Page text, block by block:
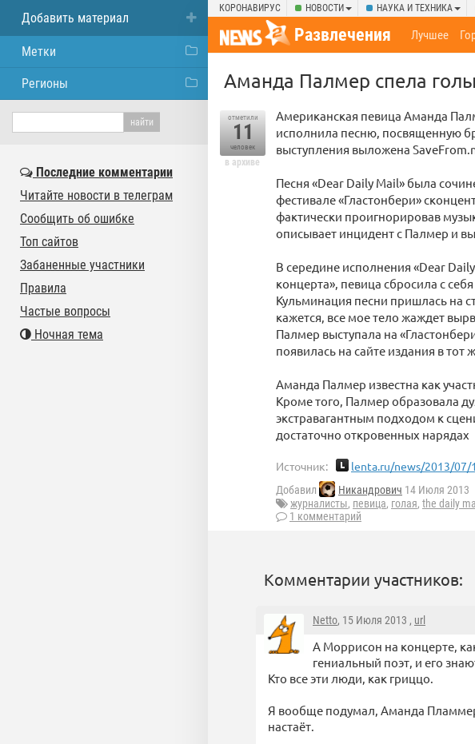
КОРОНАВИРУС НОВОСТИ НАУКА И ТЕХНИКА
Развлечения Лучшее
Аманда Палмер спела
отметили
11
человек
в архиве
Американская певица Аманда
исполнила песню, посвященную
выступления выложена
Песня «Dear Daily Mail» была
фестивале «Гластонбери»
фактически проигнорировав
описывает инцидент с Палмер и
В середине исполнения «Dear
концерта», певица сбросила с
Кульминация песни пришлась на
кажется, все мое тело жаждет
Палмер выступала на
появилась на сайте издания в тот
Аманда Палмер известна как
Кроме того, Палмер образовала
экстравагантным подходом к
достаточно откровенных нарядах
Источник: lenta.ru/news/2013/07/
Добавил Никандрович 14 Июля 2013
журналисты, певица, голая, the daily
1 комментарий
Комментарии участников:
Netto, 15 Июля 2013 , url
А Моррисон на концерте,
гениальный поэт, и его
Кто все эти люди, как гриццо.
Я вообще подумал, Аманда
настаёт.
Добавить материал
Метки
Регионы
Последние комментарии
Читайте новости в телеграм
Сообщить об ошибке
Топ сайтов
Забаненные участники
Правила
Частые вопросы
Ночная тема